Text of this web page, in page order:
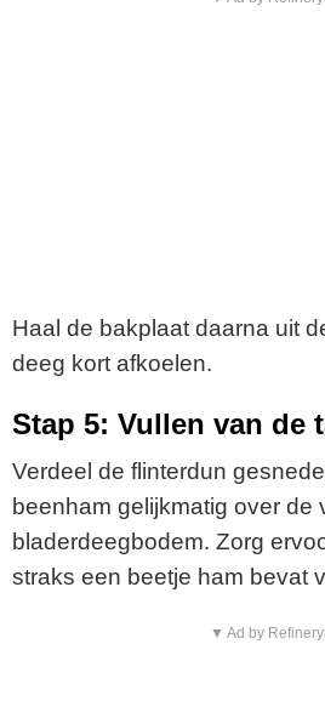
Haal de bakplaat daarna uit
deeg kort afkoelen.
Stap 5: Vullen van de
Verdeel de flinterdun
beenham gelijkmatig over de
bladerdeegbodem. Zorg
straks een beetje ham bevat
▼ Ad by